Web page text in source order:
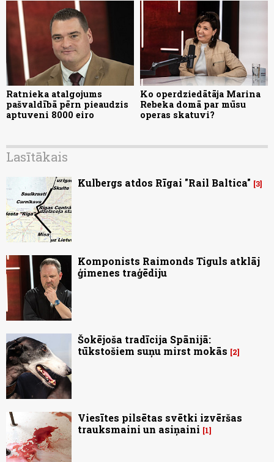
Ratnieka atalgojums
pašvaldībā pērn pieaudzis
aptuveni 8000 eiro
Ko operdziedātāja Marina
Rebeka domā par mūsu
operas skatuvi?
Lasītākais
Kulbergs atdos Rīgai "Rail Baltica" 3
Komponists Raimonds Tiguls atklāj
ģimenes traģēdiju
Šokējoša tradīcija Spānijā:
tūkstošiem suņu mirst mokās
2
Viesītes pilsētas svētki izvēršas
trauksmaini un asiņaini
1